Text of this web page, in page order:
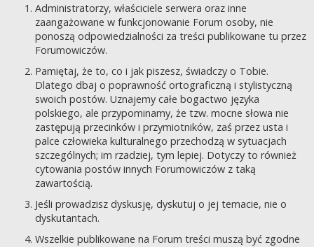
Administratorzy, właściciele serwera oraz inne
zaangażowane w funkcjonowanie Forum osoby, nie
ponoszą odpowiedzialności za treści publikowane tu przez
Forumowiczów.
Pamiętaj, że to, co i jak piszesz, świadczy o Tobie.
Dlatego dbaj o poprawność ortograficzną i stylistyczną
swoich postów. Uznajemy całe bogactwo języka
polskiego, ale przypominamy, że tzw. mocne słowa nie
zastępują przecinków i przymiotników, zaś przez usta i
palce człowieka kulturalnego przechodzą w sytuacjach
szczególnych; im rzadziej, tym lepiej. Dotyczy to również
cytowania postów innych Forumowiczów z taką
zawartością.
Jeśli prowadzisz dyskusję, dyskutuj o jej temacie, nie o
dyskutantach.
Wszelkie publikowane na Forum treści muszą być zgodne